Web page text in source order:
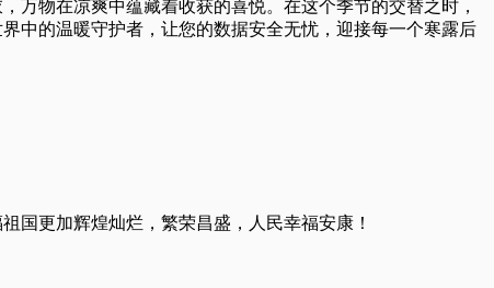
物在凉爽中蕴藏着收获的喜悦。在这个季节的交替之时，
中的温暖守护者，让您的数据安全无忧，迎接每一个寒露后
国更加辉煌灿烂，繁荣昌盛，人民幸福安康！